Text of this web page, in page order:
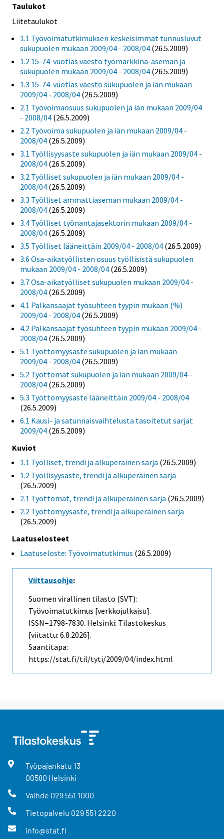
Taulukot
Liitetaulukot
1.1 Työvoimatutkimuksen keskeisimmät tunnusluvut
sukupuolen mukaan 2009/04 - 2008/04 (26.5.2009)
1.2 15-74-vuotias väestö työmarkkina-aseman ja
sukupuolen mukaan 2009/04 - 2008/04 (26.5.2009)
1.3 15-74-vuotias väestö sukupuolen ja iän mukaan
2009/04 - 2008/04 (26.5.2009)
2.1 Työvoimaosuus sukupuolen ja iän mukaan 2009/04
- 2008/04 (26.5.2009)
2.2 Työvoima sukupuolen ja iän mukaan 2009/04 -
2008/04 (26.5.2009)
3.1 Työllisyysaste sukupuolen ja iän mukaan 2009/04 -
2008/04 (26.5.2009)
3.2 Työlliset sukupuolen ja iän mukaan 2009/04 -
2008/04 (26.5.2009)
3.3 Työlliset ammattiaseman mukaan 2009/04 -
2008/04 (26.5.2009)
3.4 Työlliset työnantajasektorin mukaan 2009/04 -
2008/04 (26.5.2009)
3.5 Työlliset lääneittäin 2009/04 - 2008/04 (26.5.2009)
3.6 Osa-aikatyöllisten osuus työllisistä sukupuolen
mukaan 2009/04 - 2008/04 (26.5.2009)
3.7 Osa-aikatyölliset sukupuolen mukaan 2009/04 -
2008/04 (26.5.2009)
4.1 Palkansaajat työsuhteen tyypin mukaan (%)
2009/04 - 2008/04 (26.5.2009)
4.2 Palkansaajat työsuhteen tyypin mukaan 2009/04 -
2008/04 (26.5.2009)
5.1 Työttömyysaste sukupuolen ja iän mukaan
2009/04 - 2008/04 (26.5.2009)
5.2 Työttömät sukupuolen ja iän mukaan 2009/04 -
2008/04 (26.5.2009)
5.3 Työttömyysaste lääneittäin 2009/04 - 2008/04
(26.5.2009)
6.1 Kausi- ja satunnaisvaihtelusta tasoitetut sarjat
2009/04 (26.5.2009)
Kuviot
1.1 Työlliset, trendi ja alkuperäinen sarja (26.5.2009)
1.2 Työllisyysaste, trendi ja alkuperäinen sarja
(26.5.2009)
2.1 Työttömät, trendi ja alkuperäinen sarja (26.5.2009)
2.2 Työttömyysaste, trendi ja alkuperäinen sarja
(26.5.2009)
Laatuselosteet
Laatuseloste: Työvoimatutkimus (26.5.2009)
Viittausohje:
Suomen virallinen tilasto (SVT):
Työvoimatutkimus [verkkojulkaisu].
ISSN=1798-7830. Helsinki: Tilastokeskus
[viitattu: 6.8.2026].
Saantitapa:
https://stat.fi/til/tyti/2009/04/index.html
Työpajankatu 13
00580 Helsinki
Vaihde 029 551 1000
Tietopalvelu 029 551 2220
info@stat.fi